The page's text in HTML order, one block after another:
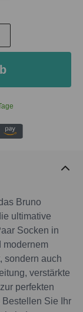
Bruno
ultimative
Socken in
modernem
sondern auch
verstärkte
perfekten
Bestellen Sie Ihr